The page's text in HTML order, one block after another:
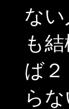
な
も
ば
ら